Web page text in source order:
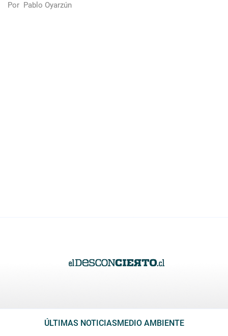
Por Pablo Oyarzún
ÚLTIMAS NOTICIAS MEDIO AMBIENTE